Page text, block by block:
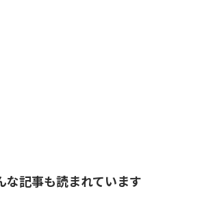
な記事も読まれています